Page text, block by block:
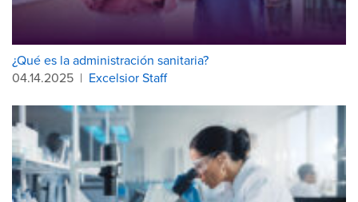
¿Qué es la administración sanitaria?
04.14.2025 | Excelsior Staff